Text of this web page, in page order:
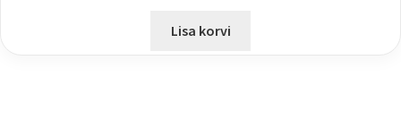
Lisa korvi